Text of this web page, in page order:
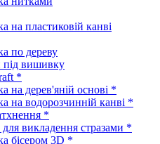
на пластиковій канві
по дереву
вишивку
*
на дерев'яній основі *
на водорозчинній канві *
*
викладення стразами *
бісером 3D *